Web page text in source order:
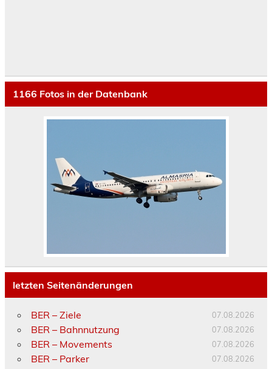
1166 Fotos in der Datenbank
letzten Seitenänderungen
BER – Ziele 07.08.2026
BER – Bahnnutzung 07.08.2026
BER – Movements 07.08.2026
BER – Parker 07.08.2026